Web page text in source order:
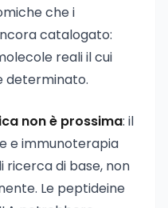
che i
catalogato:
reali il cui
determinato.
non è prossima: il
e immunoterapia
ricerca di base, non
Le peptideine